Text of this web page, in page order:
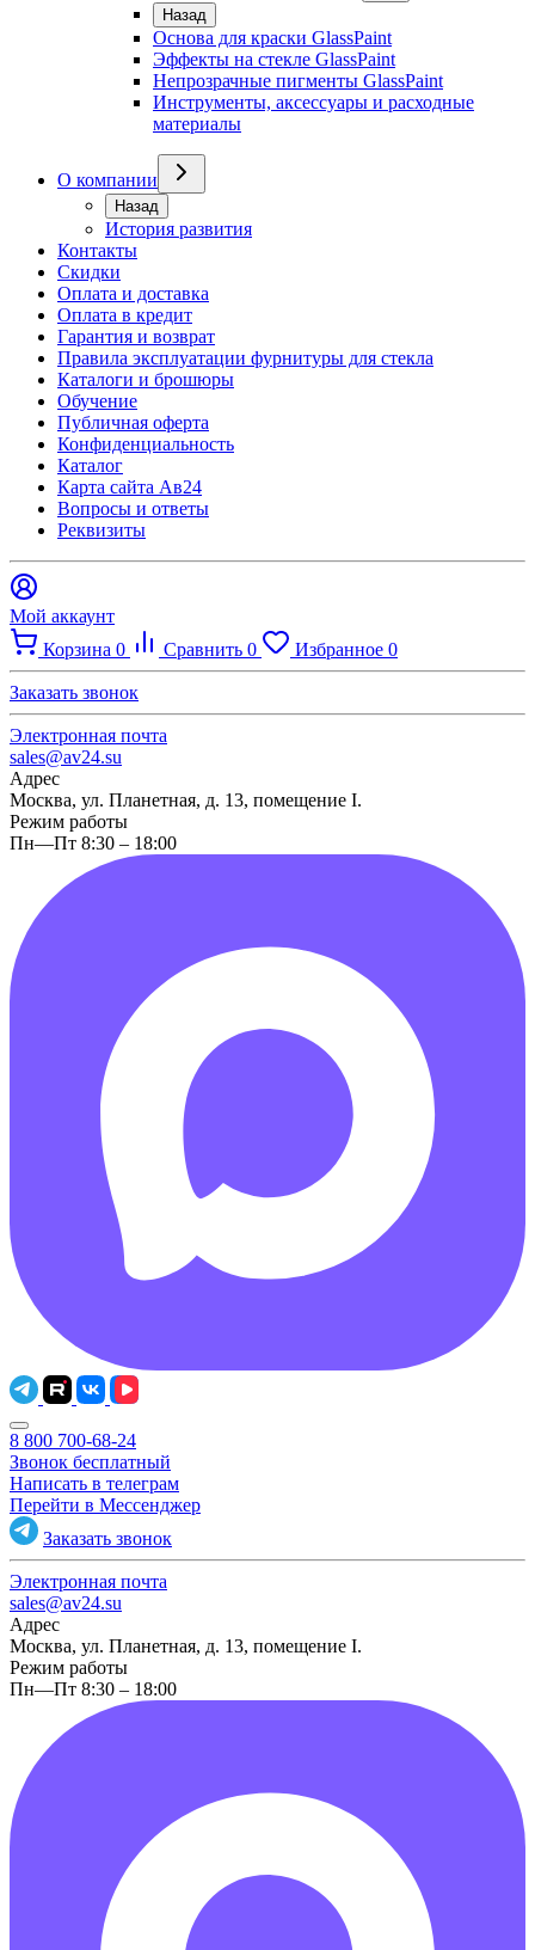
Назад
Основа для краски GlassPaint
Эффекты на стекле GlassPaint
Непрозрачные пигменты GlassPaint
Инструменты, аксессуары и расходные
материалы
О компании
Назад
История развития
Контакты
Скидки
Оплата и доставка
Оплата в кредит
Гарантия и возврат
Правила эксплуатации фурнитуры для стекла
Каталоги и брошюры
Обучение
Публичная оферта
Конфиденциальность
Каталог
Карта сайта Ав24
Вопросы и ответы
Реквизиты
Мой аккаунт
Корзина 0 Сравнить 0 Избранное 0
Заказать звонок
Электронная почта
sales@av24.su
Адрес
Москва, ул. Планетная, д. 13, помещение I.
Режим работы
Пн—Пт 8:30 – 18:00
8 800 700-68-24
Звонок бесплатный
Написать в телеграм
Перейти в Мессенджер
Заказать звонок
Электронная почта
sales@av24.su
Адрес
Москва, ул. Планетная, д. 13, помещение I.
Режим работы
Пн—Пт 8:30 – 18:00